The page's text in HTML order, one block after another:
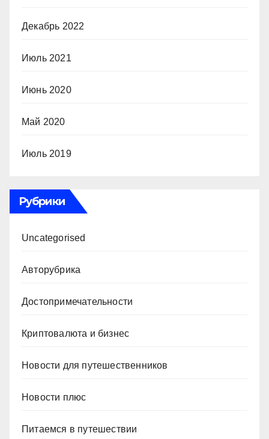
Декабрь 2022
Июль 2021
Июнь 2020
Май 2020
Июль 2019
Рубрики
Uncategorised
Авторубрика
Достопримечательности
Криптовалюта и бизнес
Новости для путешественников
Новости плюс
Питаемся в путешествии